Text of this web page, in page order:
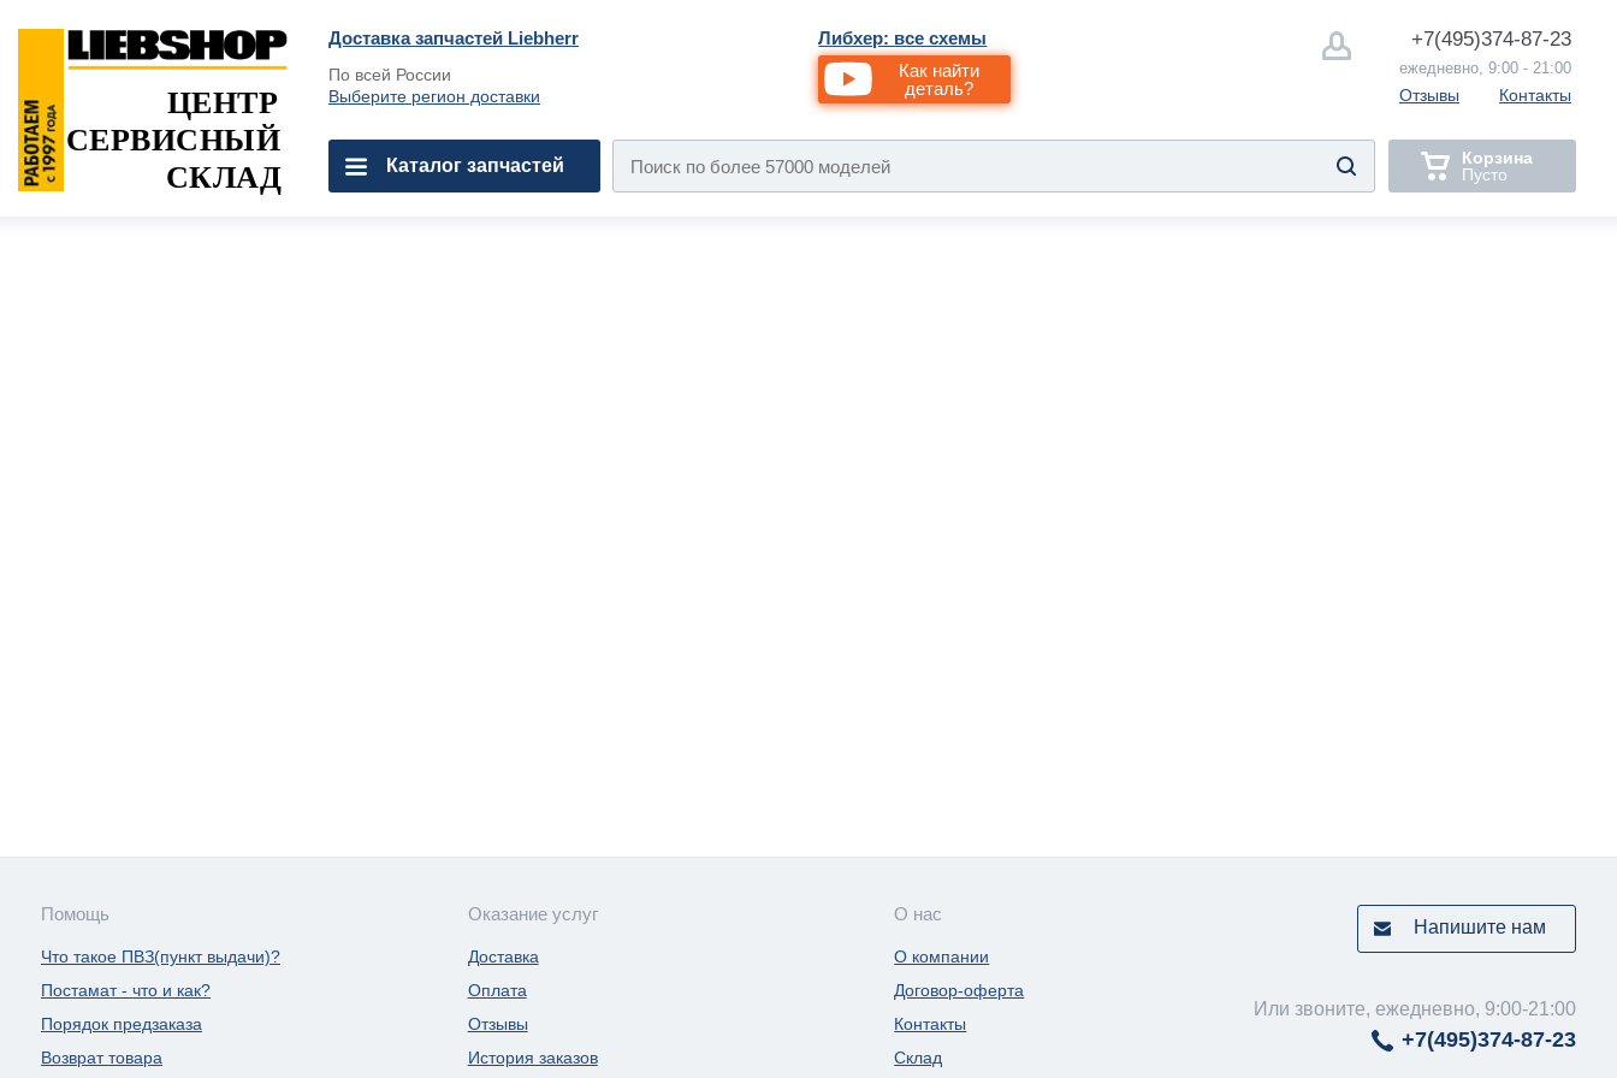
Доставка запчастей Liebherr
По всей России
Выберите регион доставки
Либхер: все схемы
Как найти
деталь?
+7(495)374-87-23
ежедневно, 9:00 - 21:00
Отзывы Контакты
ЦЕНТР
СЕРВИСНЫЙ
СКЛАД
Каталог запчастей
Корзина
Пусто
Напишите нам
Или звоните, ежедневно, 9:00-21:00
+7(495)374-87-23
Помощь
Что такое ПВЗ(пункт выдачи)?
Постамат - что и как?
Порядок предзаказа
Возврат товара
Оказание услуг
Доставка
Оплата
Отзывы
История заказов
О нас
О компании
Договор-оферта
Контакты
Склад